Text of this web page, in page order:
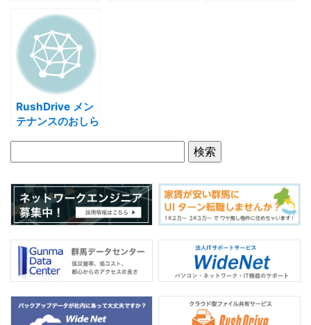
RushDrive メン
テナンスのおしら